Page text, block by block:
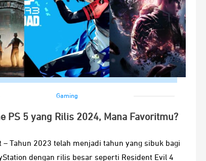
Gaming
PS 5 yang Rilis 2024, Mana Favoritmu?
– Tahun 2023 telah menjadi tahun yang sibuk bagi
dengan rilis besar seperti Resident Evil 4